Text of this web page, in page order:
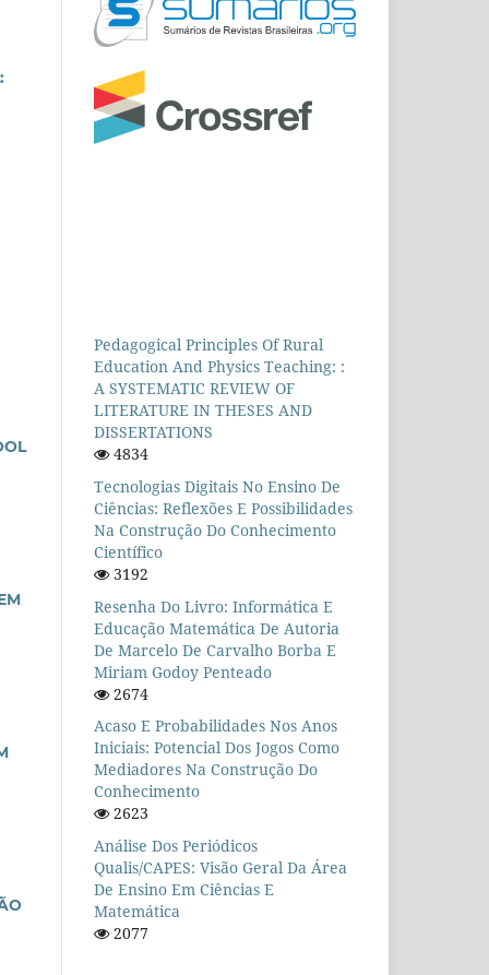
Pedagogical Principles Of Rural
Education And Physics Teaching: :
A SYSTEMATIC REVIEW OF
LITERATURE IN THESES AND
DISSERTATIONS
4834
Tecnologias Digitais No Ensino De
Ciências: Reflexões E Possibilidades
Na Construção Do Conhecimento
Científico
3192
Resenha Do Livro: Informática E
Educação Matemática De Autoria
De Marcelo De Carvalho Borba E
Miriam Godoy Penteado
2674
Acaso E Probabilidades Nos Anos
Iniciais: Potencial Dos Jogos Como
Mediadores Na Construção Do
Conhecimento
2623
Análise Dos Periódicos
Qualis/CAPES: Visão Geral Da Área
De Ensino Em Ciências E
Matemática
2077